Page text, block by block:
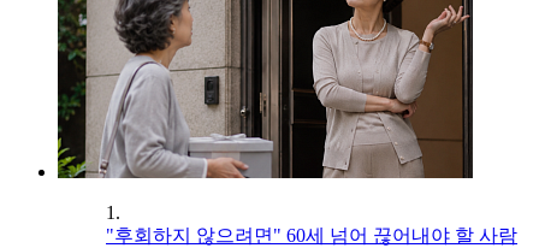
1.
"후회하지 않으려면" 60세 넘어 끊어내야 할 사람